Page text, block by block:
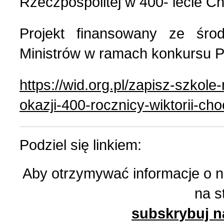
Nasza historia (24)
Nasze święta (15)
O tragicznie zmarłych
Ogłoszenia (24)
Opinie publiczne (11)
Poezja z Powstania
Polacy, których poznać
3 (150) 2022 r. (1)
2 (149) 2022 r. (2)
1 (148) 2022 r. (5)
4 (147) 2021 r. (3)
3 (146) 2021 r. (1)
2 (145) 2021 r. (10)
1 (144) 2021 r. (12)
Projekt finansowany ze
Ministrów w ramach konkursu
https://wid.org.pl/zapisz-
okazji-400-rocznicy-wiktorii-
Podziel się linkiem:
Aby otrzymywać informacje o
na
subskrybuj